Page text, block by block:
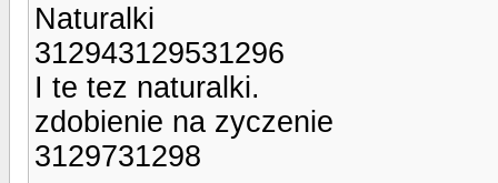
Naturalki
312943129531296
I te tez naturalki.
zdobienie na zyczenie
3129731298